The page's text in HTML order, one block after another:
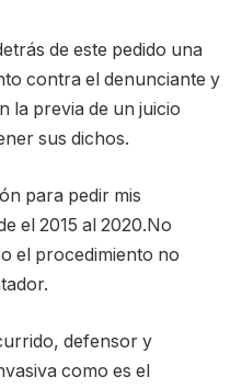
de este pedido una
contra el denunciante y
la previa de un juicio
sus dichos.
para pedir mis
el 2015 al 2020.No
el procedimiento no
defensor y
como es el